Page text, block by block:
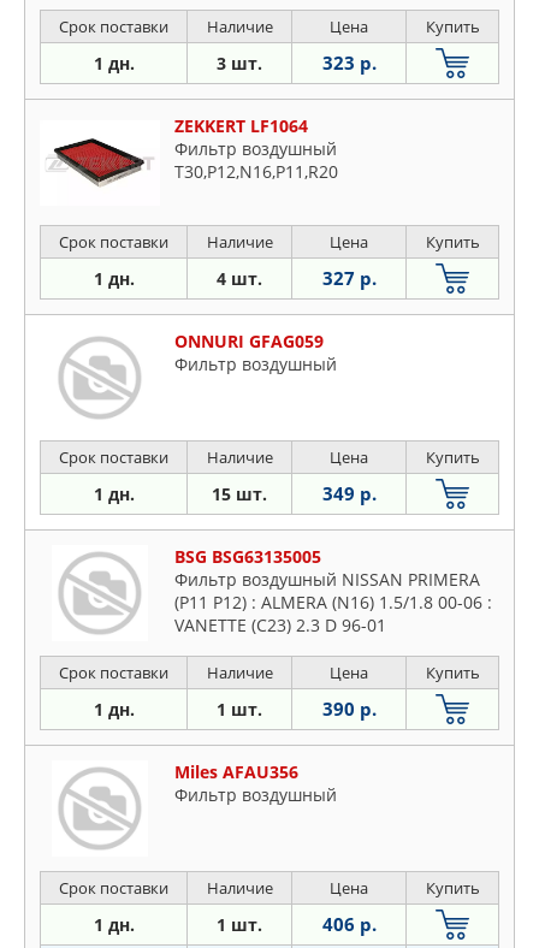
Срок поставки Наличие Цена Купить
1 дн. 3 шт. 323 р.
ZEKKERT LF1064
Фильтр воздушный
T30,P12,N16,P11,R20
Срок поставки Наличие Цена Купить
1 дн. 4 шт. 327 р.
ONNURI GFAG059
Фильтр воздушный
Срок поставки Наличие Цена Купить
1 дн. 15 шт. 349 р.
BSG BSG63135005
Фильтр воздушный NISSAN PRIMERA
(P11 P12) : ALMERA (N16) 1.5/1.8 00-06 :
VANETTE (C23) 2.3 D 96-01
Срок поставки Наличие Цена Купить
1 дн. 1 шт. 390 р.
Miles AFAU356
Фильтр воздушный
Срок поставки Наличие Цена Купить
1 дн. 1 шт. 406 р.